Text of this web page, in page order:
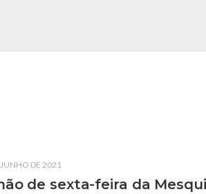
numa guerra cultural e religiosa de
JUNHO DE 2021
de sexta-feira da